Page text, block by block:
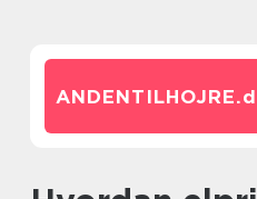
ANDENTILHOJRE.